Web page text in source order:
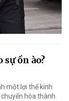
ồn ào?
một lợi thế kinh
hóa thành